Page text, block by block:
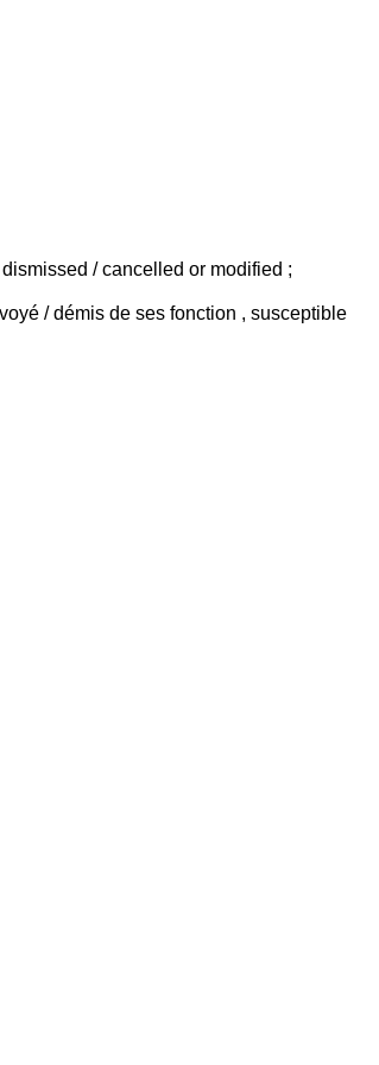
/ cancelled or modified ;
/ démis de ses fonction , susceptible